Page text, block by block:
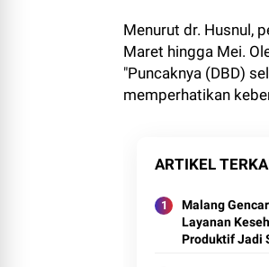
Menurut dr. Husnul,
Maret hingga Mei.
"Puncaknya (DBD)
memperhatikan
ARTIKEL
Malang
Layanan
Produktif Jadi